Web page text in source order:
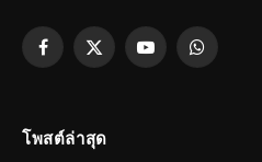
Facebook
X
YouTubeWhatsApp
โพสต์ล่าสุด